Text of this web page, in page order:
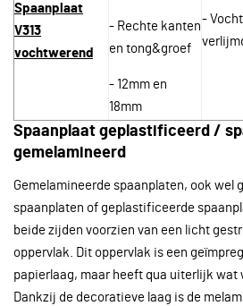
Spaanplaat
V313
vochtwerend
- Rechte kanten
en tong&groef
- 12mm en
18mm
-
Spaanplaat geplastificeerd /
gemelamineerd
Gemelamineerde spaanplaten, ook wel
spaanplaten of geplastificeerde
beide zijden voorzien van een licht
oppervlak. Dit oppervlak is een
papierlaag, maar heeft qua uiterlijk wat
Dankzij de decoratieve laag is de